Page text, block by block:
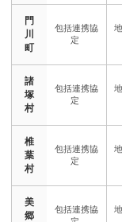
門
川
町
諸
塚
村
椎
葉
村
美
郷